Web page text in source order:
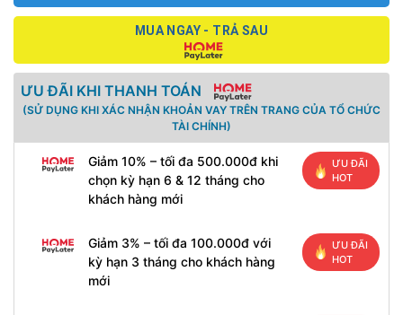
MUA NGAY - TRẢ SAU
ƯU ĐÃI KHI THANH TOÁN
(SỬ DỤNG KHI XÁC NHẬN KHOẢN VAY TRÊN TRANG CỦA TỔ CHỨC
TÀI CHÍNH)
Giảm 10% – tối đa 500.000đ khi
chọn kỳ hạn 6 & 12 tháng cho
khách hàng mới
ƯU ĐÃI
HOT
Giảm 3% – tối đa 100.000đ với
kỳ hạn 3 tháng cho khách hàng
mới
ƯU ĐÃI
HOT